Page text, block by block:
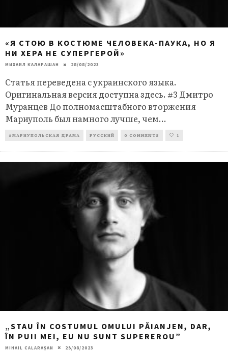
«Я СТОЮ В КОСТЮМЕ ЧЕЛОВЕКА-ПАУКА, НО Я
НИ ХЕРА НЕ СУПЕРГЕРОЙ»
МИХАИЛ КАЛАРАШАН 28/08/2023
Статья переведена с украинского языка.
Оригинальная версия доступна здесь. #3 Дмитро
Муранцев До полномасштабного вторжения
Мариуполь был намного лучше, чем...
#МАРИУПОЛЬСКАЯ ДРАМА РУССКИЙ 0 COMMENTS 1
„STAU ÎN COSTUMUL OMULUI PĂIANJEN, DAR,
ÎN PUII MEI, EU NU SUNT SUPEREROU”
MIHAIL CALARAȘAN 25/08/2023